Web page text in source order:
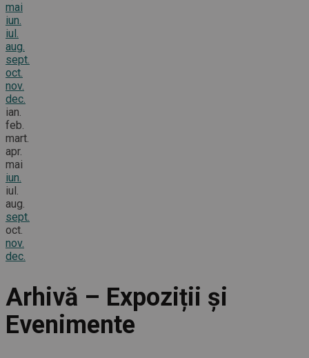
mai
iun.
iul.
aug.
sept.
oct.
nov.
dec.
ian.
feb.
mart.
apr.
mai
iun.
iul.
aug.
sept.
oct.
nov.
dec.
Arhivă – Expoziții și
Evenimente